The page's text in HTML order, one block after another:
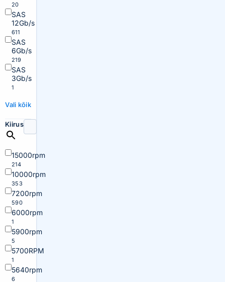
20
SAS
12Gb/s
611
SAS
6Gb/s
219
SAS
3Gb/s
1
Vali kõik
Kiirus
15000rpm
214
10000rpm
353
7200rpm
590
6000rpm
1
5900rpm
5
5700RPM
1
5640rpm
6